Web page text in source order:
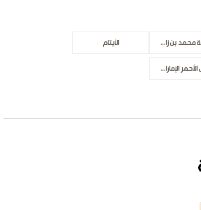
جامعة محمد بن زايد للعلوم الإنسانية الأيتام
الهلال الأحمر الإماراتي